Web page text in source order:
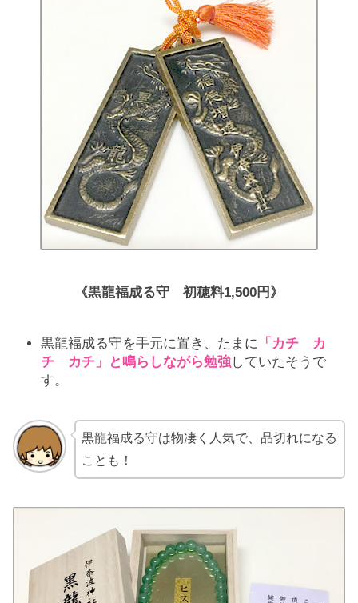
《黒龍福成る守 初穂料1,500円》
黒龍福成る守を手元に置き、たまに 「カチ カ
チ カチ」と鳴らしながら勉強していたそうで
す。
黒龍福成る守は物凄く人気で、品切れになる
ことも！